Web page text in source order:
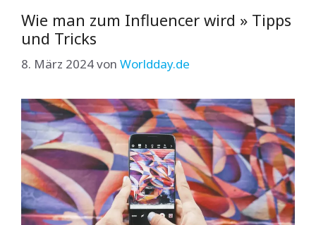
Wie man zum Influencer wird » Tipps
und Tricks
8. März 2024von Worldday.de